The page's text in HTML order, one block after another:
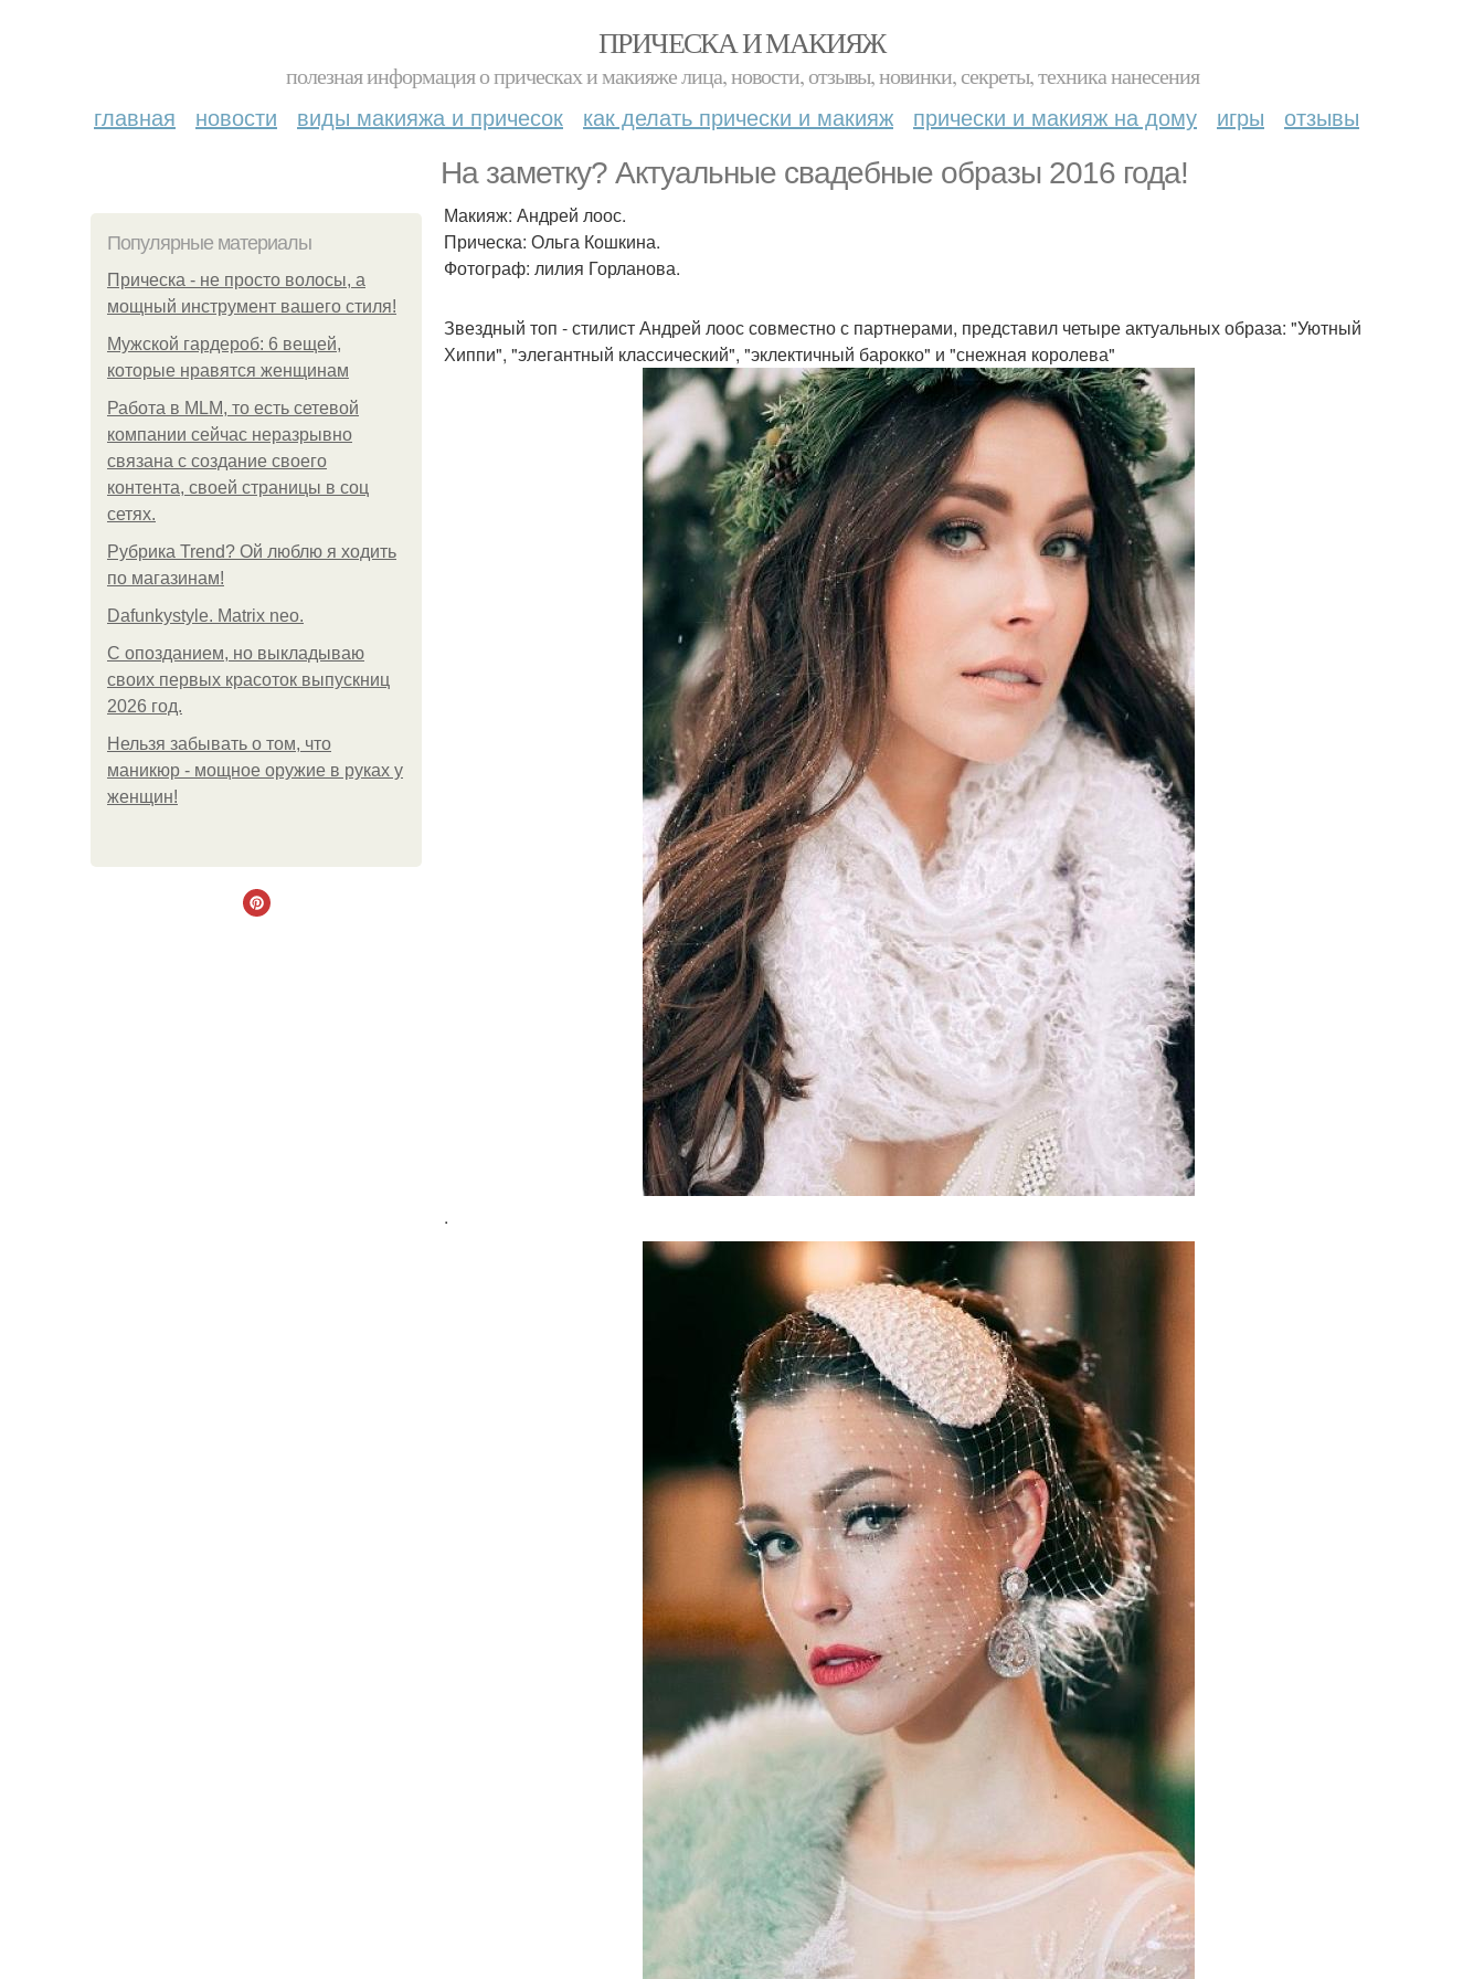
ПРИЧЕСКА И МАКИЯЖ
полезная информация о прическах и макияже лица, новости, отзывы, новинки, секреты, техника нанесения
главная новости виды макияжа и причесок как делать прически и макияж прически и макияж на дому игры отзывы
На заметку? Актуальные свадебные образы 2016 года!
Популярные материалы
Прическа - не просто волосы, а
мощный инструмент вашего стиля!
Мужской гардероб: 6 вещей,
которые нравятся женщинам
Работа в MLM, то есть сетевой
компании сейчас неразрывно
связана с создание своего
контента, своей страницы в соц
сетях.
Рубрика Trend? Ой люблю я ходить
по магазинам!
Dafunkystyle. Matrix neo.
С опозданием, но выкладываю
своих первых красоток выпускниц
2026 год.
Нельзя забывать о том, что
маникюр - мощное оружие в руках у
женщин!
Макияж: Андрей лоос.
Прическа: Ольга Кошкина.
Фотограф: лилия Горланова.
Звездный топ - стилист Андрей лоос совместно с партнерами, представил четыре актуальных образа: "Уютный
Хиппи", "элегантный классический", "эклектичный барокко" и "снежная королева"
.